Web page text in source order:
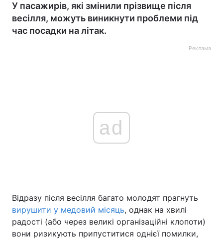
У пасажирів, які змінили прізвище після
весілля, можуть виникнути проблеми під
час посадки на літак.
Реклама
ad
Відразу після весілля багато молодят прагнуть
вирушити у медовий місяць, однак на хвилі
радості (або через великі організаційні клопоти)
вони ризикують припуститися однієї помилки,